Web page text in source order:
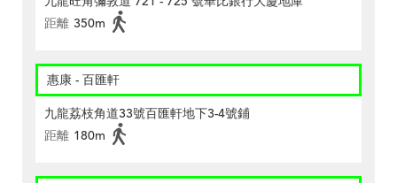
距離 350m
惠康 - 百匯軒
九龍荔枝角道33號百匯軒地下3-4號鋪
距離 180m